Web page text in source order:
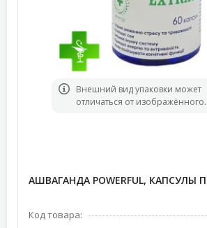
Bнешний вид упаковки может
отличаться от изображённого.
АШВАГАНДА POWERFUL, КАПСУЛЫ
Код товара: